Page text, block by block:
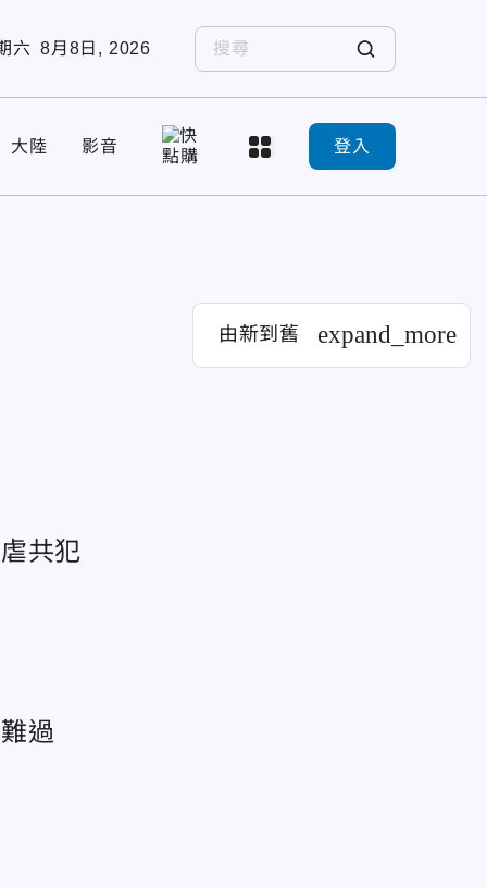
六 8月8日, 2026
大陸 影音 登入
由新到舊 expand_more
共犯
過